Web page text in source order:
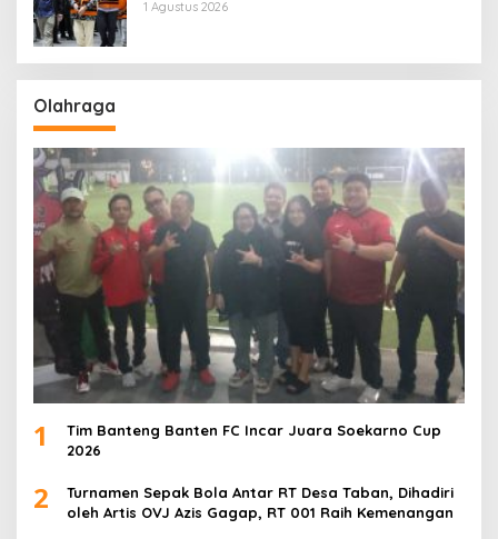
1 Agustus 2026
Olahraga
1
Tim Banteng Banten FC Incar Juara Soekarno Cup
2026
2
Turnamen Sepak Bola Antar RT Desa Taban, Dihadiri
oleh Artis OVJ Azis Gagap, RT 001 Raih Kemenangan